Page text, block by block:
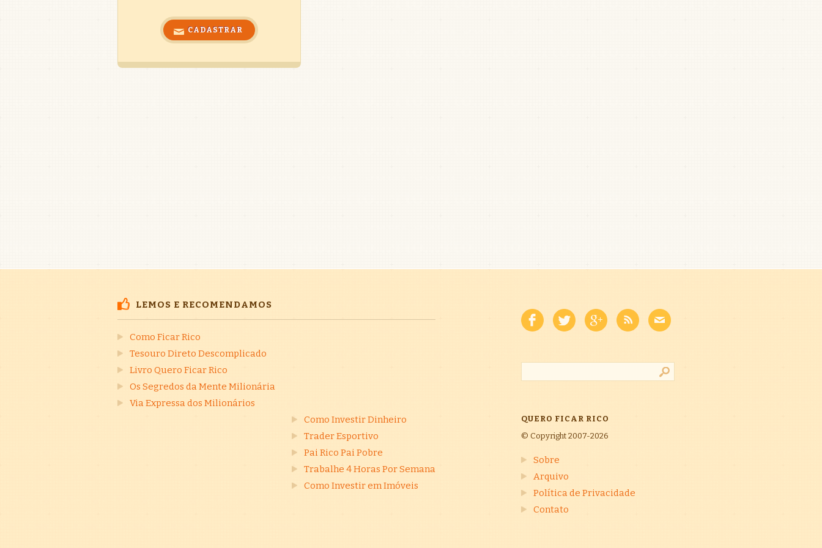
LEMOS E RECOMENDAMOS
Como Ficar Rico
Tesouro Direto Descomplicado
Livro Quero Ficar Rico
Os Segredos da Mente Milionária
Via Expressa dos Milionários
Como Investir Dinheiro
Trader Esportivo
Pai Rico Pai Pobre
Trabalhe 4 Horas Por Semana
Como Investir em Imóveis
QUERO FICAR RICO
© Copyright 2007-2026
Sobre
Arquivo
Política de Privacidade
Contato